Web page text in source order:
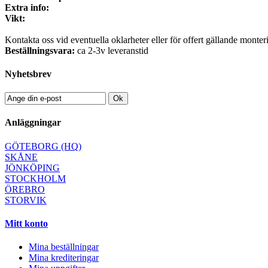
Extra info:
Vikt:
Kontakta oss vid eventuella oklarheter eller för offert gällande
Beställningsvara: ca 2-3v leveranstid
Nyhetsbrev
Ok
Anläggningar
GÖTEBORG (HQ)
SKÅNE
JÖNKÖPING
STOCKHOLM
ÖREBRO
STORVIK
Mitt konto
Mina beställningar
Mina krediteringar